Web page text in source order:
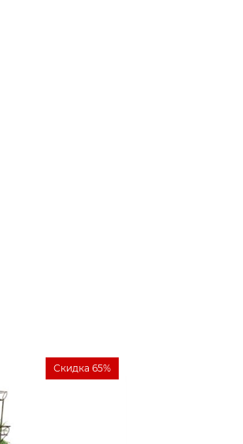
Скидка 65%